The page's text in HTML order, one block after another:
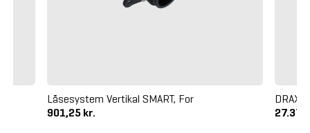
Låsesystem Vertikal SMART, For
901,25 kr.
DRAX